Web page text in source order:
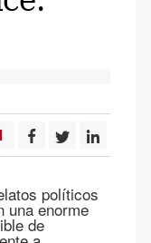
políticos
una enorme
de